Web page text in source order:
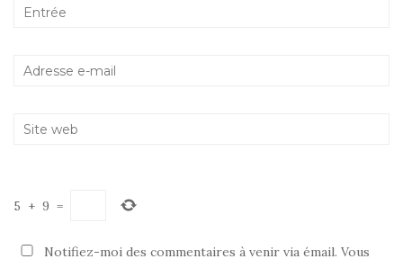
5 + 9 =
Notifiez-moi des commentaires à venir via émail. Vous